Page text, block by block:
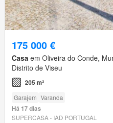
175 000 €
Casa em Oliveira do Conde,
Distrito de Viseu
205 m²
Garajem Varanda
Há 17 dias
SUPERCASA - IAD PORTUGAL